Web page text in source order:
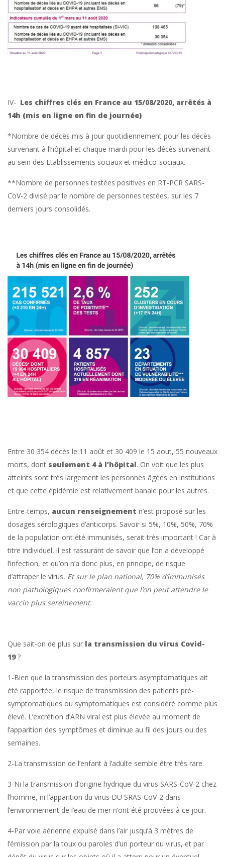
IV- Les chiffres clés en France au 15/08/2020, arrêtés à
14h (mis en ligne en fin de journée)
*Nombre de décès mis à jour quotidiennement pour les décès
survenant à l’hôpital et chaque mardi pour les décès survenant
au sein des Etablissements sociaux et médico-sociaux.
**Nombre de personnes testées positives en RT-PCR SARS-
CoV-2 divisé par le nombre de personnes testées, sur les 7
derniers jours consolidés.
Entre 30 354 décès le 11 août et 30 409 le 15 aout, 55 nouveaux
morts, dont seulement 4 à l’hôpital. On voit que les plus
atteints sont très largement les personnes âgées en institutions
et que cette épidémie est relativement banale pour les autres.
Entre-temps, aucun renseignement n’est proposé sur les
dosages sérologiques d’anticorps. Savoir si 5%, 10%, 50%, 70%
de la population ont été immunisés, serait très important ! Car à
titre individuel, il est rassurant de savoir que l’on a développé
l’infection, et qu’on n’a donc plus, en principe, de risque
d’attraper le virus. Et sur le plan national, 70% d’immunisés
non pathologiques confirmeraient que l’on peut attendre le
vaccin plus sereinement.
Que sait-on de plus sur la transmission du virus Covid-
19?
1-Bien que la transmission des porteurs asymptomatiques ait
été rapportée, le risque de transmission des patients pré-
symptomatiques ou symptomatiques est considéré comme plus
élevé. L’excrétion d’ARN viral est plus élevée au moment de
l’apparition des symptômes et diminue au fil des jours ou des
semaines.
2-La transmission de l’enfant à l’adulte semble être très rare.
3-Ni la transmission d’origine hydrique du virus SARS-CoV-2 chez
l’homme, ni l’apparition du virus DU SRAS-CoV-2 dans
l’environnement de l’eau de mer n’ont été prouvées à ce jour.
4-Par voie aérienne expulsé dans l’air jusqu’à 3 mètres de
l’émission par la toux ou paroles d’un porteur du virus, et par